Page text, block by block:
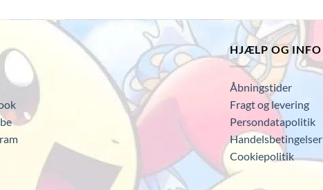
HJÆLP OG INFO
Åbningstider
Fragt og levering
Persondatapolitik
Handelsbetingelser
Cookiepolitik